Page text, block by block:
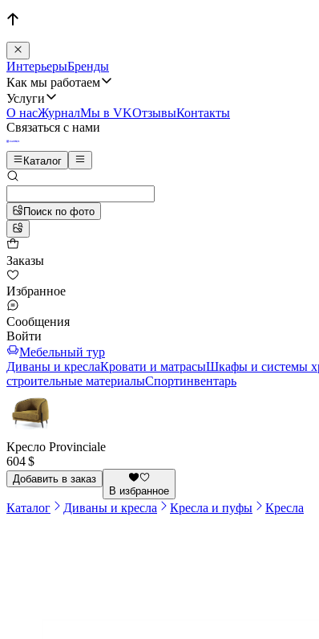
ИнтерьерыБренды
Как мы работаем
Услуги
О насЖурналМы в VKОтзывыКонтакты
Связаться с нами
Каталог
Поиск по фото
Заказы
Избранное
Сообщения
Войти
Мебельный тур
Диваны и креслаКровати и матрасыШкафы и системы
строительные материалыСпортинвентарь
Кресло Provinciale
604 $
Добавить в заказ
В избранное
Каталог Диваны и кресла Кресла и пуфы Кресла